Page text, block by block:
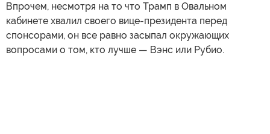
Впрочем, несмотря на то что Трамп в Овальном
кабинете хвалил своего вице-президента перед
спонсорами, он все равно засыпал окружающих
вопросами о том, кто лучше — Вэнс или Рубио.